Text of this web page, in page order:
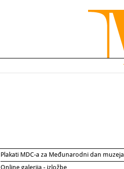
Plakati MDC-a za Međunarodni dan muzeja
Online galerija - izložbe